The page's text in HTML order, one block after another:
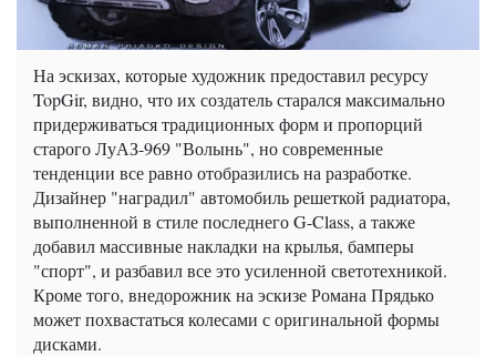
На эскизах, которые художник предоставил ресурсу
TopGir, видно, что их создатель старался максимально
придерживаться традиционных форм и пропорций
старого ЛуАЗ-969 "Волынь", но современные
тенденции все равно отобразились на разработке.
Дизайнер "наградил" автомобиль решеткой радиатора,
выполненной в стиле последнего G-Class, а также
добавил массивные накладки на крылья, бамперы
"спорт", и разбавил все это усиленной светотехникой.
Кроме того, внедорожник на эскизе Романа Прядько
может похвастаться колесами с оригинальной формы
дисками.